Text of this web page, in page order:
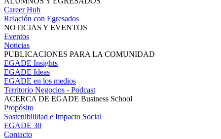
Career Hub
Relación con Egresados
NOTICIAS Y EVENTOS
Eventos
Noticias
PUBLICACIONES PARA LA COMUNIDAD
EGADE Insights
EGADE Ideas
EGADE en los medios
Territorio Negocios - Podcast
ACERCA DE EGADE Business School
Propósito
Sostenibilidad e Impacto Social
EGADE 30
Contacto